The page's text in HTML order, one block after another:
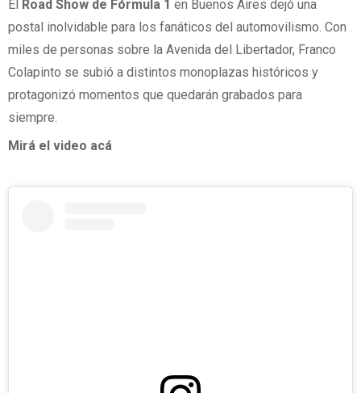
El Road Show de Fórmula 1 en Buenos Aires dejó una
postal inolvidable para los fanáticos del automovilismo. Con
miles de personas sobre la Avenida del Libertador, Franco
Colapinto se subió a distintos monoplazas históricos y
protagonizó momentos que quedarán grabados para
siempre.
Mirá el video acá